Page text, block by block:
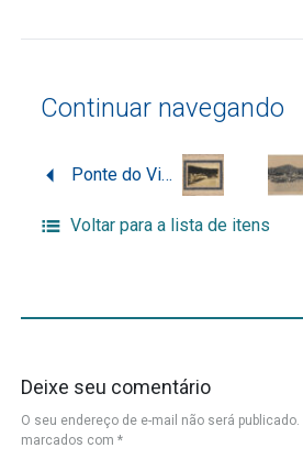
Continuar navegando
Ponte do Vinagre sobre o Rio da Bulha, em Florianópolis
Voltar para a lista de itens
Deixe seu comentário
O seu endereço de e-mail não será publicado.
marcados com *